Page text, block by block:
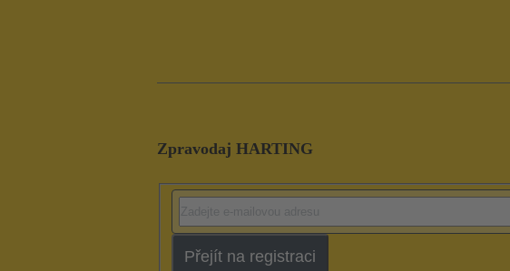
Zpravodaj HARTING
Přejít na registraci